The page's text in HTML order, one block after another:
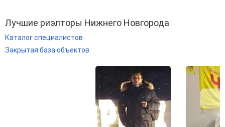
Лучшие риэлторы Нижнего Новгорода
Каталог специалистов
Закрытая база объектов